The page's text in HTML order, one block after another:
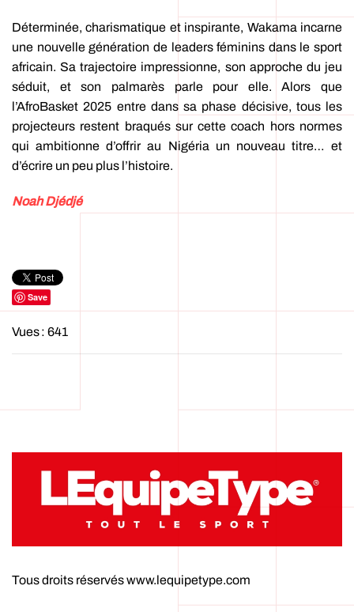
Déterminée, charismatique et inspirante, Wakama incarne
une nouvelle génération de leaders féminins dans le sport
africain. Sa trajectoire impressionne, son approche du jeu
séduit, et son palmarès parle pour elle. Alors que
l’AfroBasket 2025 entre dans sa phase décisive, tous les
projecteurs restent braqués sur cette coach hors normes
qui ambitionne d’offrir au Nigéria un nouveau titre… et
d’écrire un peu plus l’histoire.
Noah Djédjé
Save
Vues : 641
Tous droits réservés www.lequipetype.com